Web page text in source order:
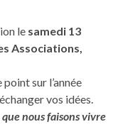
le samedi 13
Associations,
sur l’année
vos idées.
que nous faisons vivre